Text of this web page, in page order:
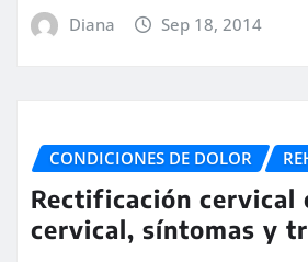
Diana Sep 18, 2014
CONDICIONES DE DOLOR
Rectificación cervical
cervical, síntomas y